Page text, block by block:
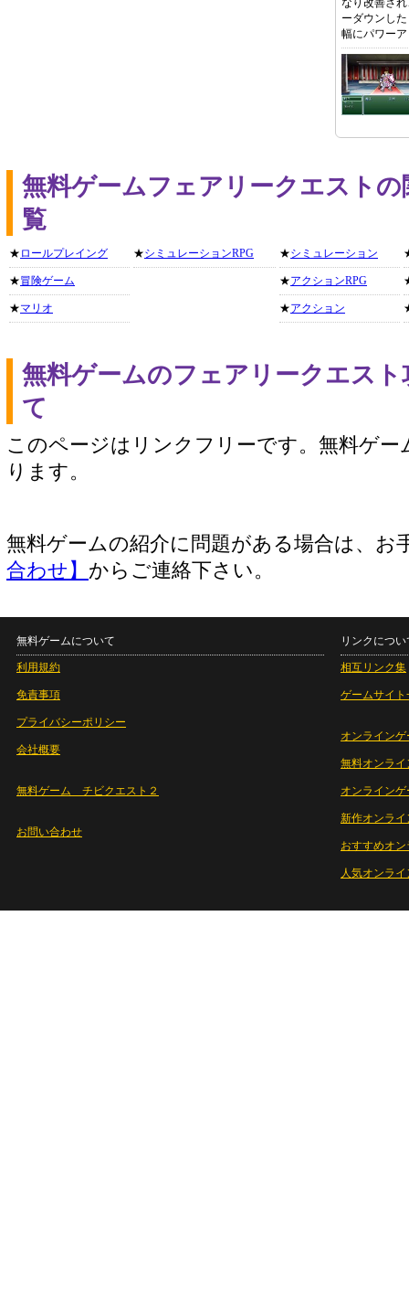
なり改善さ
ーダウンし
幅にパワー
無料ゲームフェアリークエスト
覧
★ ロールプレイング
★冒険ゲーム
★マリオ
★シミュレーションRPG ★シミュレーション
★アクションRPG
★アクション
無料ゲームのフェアリークエス
て
このページはリンクフリーです。無料ゲー
ります。
無料ゲームの紹介に問題がある場合は、お
合わせ】 からご連絡下さい。
無料ゲームについて
利用規約
免責事項
プライバシーポリシー
会社概要
無料ゲーム チビクエスト２
お問い合わせ
リンクについ
相互リンク集
ゲームサイト
オンラインゲ
無料オンライ
オンライン
新作オンライ
おすすめオ
人気オンラ